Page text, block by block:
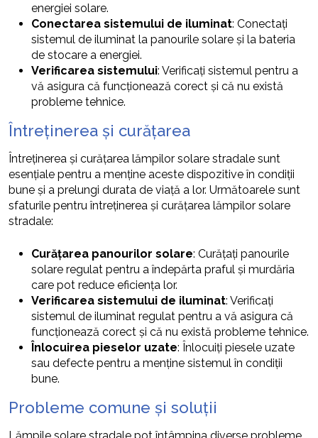
energiei solare.
Conectarea sistemului de iluminat: Conectați
sistemul de iluminat la panourile solare și la bateria
de stocare a energiei.
Verificarea sistemului: Verificați sistemul pentru a
vă asigura că funcționează corect și că nu există
probleme tehnice.
Întreținerea și curățarea
Întreținerea și curățarea lămpilor solare stradale sunt
esențiale pentru a menține aceste dispozitive în condiții
bune și a prelungi durata de viață a lor. Următoarele sunt
sfaturile pentru întreținerea și curățarea lămpilor solare
stradale:
Curățarea panourilor solare: Curățați panourile
solare regulat pentru a îndepărta praful și murdăria
care pot reduce eficiența lor.
Verificarea sistemului de iluminat: Verificați
sistemul de iluminat regulat pentru a vă asigura că
funcționează corect și că nu există probleme tehnice.
Înlocuirea pieselor uzate: Înlocuiți piesele uzate
sau defecte pentru a menține sistemul în condiții
bune.
Probleme comune și soluții
Lămpile solare stradale pot întâmpina diverse probleme